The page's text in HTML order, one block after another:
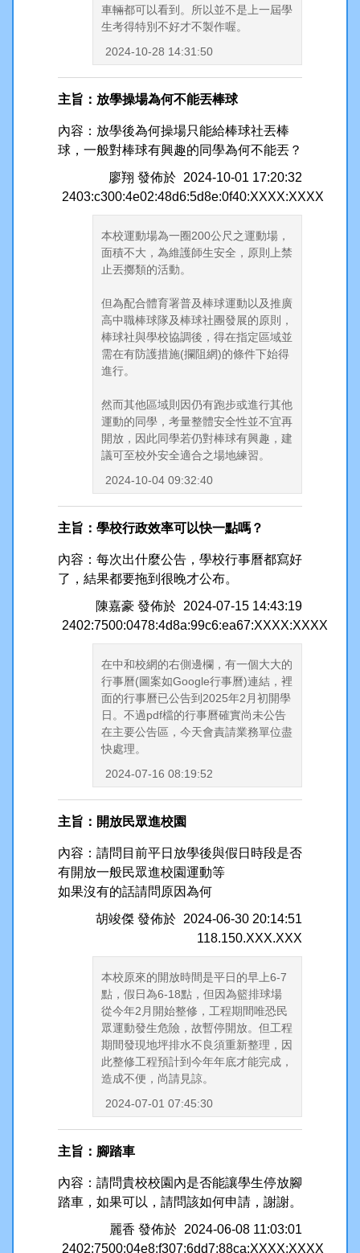
車輛都可以看到。所以並不是上一屆學
生考得特別不好才不製作喔。
2024-10-28 14:31:50
主旨：放學操場為何不能丟棒球
內容：放學後為何操場只能給棒球社丟棒
球，一般對棒球有興趣的同學為何不能丟？
廖翔 發佈於 2024-10-01 17:20:32
2403:c300:4e02:48d6:5d8e:0f40:XXXX:XXXX
本校運動場為一圈200公尺之運動場，
面積不大，為維護師生安全，原則上禁
止丟擲類的活動。
但為配合體育署普及棒球運動以及推廣
高中職棒球隊及棒球社團發展的原則，
棒球社與學校協調後，得在指定區域並
需在有防護措施(攔阻網)的條件下始得
進行。
然而其他區域則因仍有跑步或進行其他
運動的同學，考量整體安全性並不宜再
開放，因此同學若仍對棒球有興趣，建
議可至校外安全適合之場地練習。
2024-10-04 09:32:40
主旨：學校行政效率可以快一點嗎？
內容：每次出什麼公告，學校行事曆都寫好
了，結果都要拖到很晚才公布。
陳嘉豪 發佈於 2024-07-15 14:43:19
2402:7500:0478:4d8a:99c6:ea67:XXXX:XXXX
在中和校網的右側邊欄，有一個大大的
行事曆(圖案如Google行事曆)連結，裡
面的行事曆已公告到2025年2月初開學
日。不過pdf檔的行事曆確實尚未公告
在主要公告區，今天會責請業務單位盡
快處理。
2024-07-16 08:19:52
主旨：開放民眾進校園
內容：請問目前平日放學後與假日時段是否
有開放一般民眾進校園運動等
如果沒有的話請問原因為何
胡竣傑 發佈於 2024-06-30 20:14:51
118.150.XXX.XXX
本校原來的開放時間是平日的早上6-7
點，假日為6-18點，但因為籃排球場
從今年2月開始整修，工程期間唯恐民
眾運動發生危險，故暫停開放。但工程
期間發現地坪排水不良須重新整理，因
此整修工程預計到今年年底才能完成，
造成不便，尚請見諒。
2024-07-01 07:45:30
主旨：腳踏車
內容：請問貴校校園內是否能讓學生停放腳
踏車，如果可以，請問該如何申請，謝謝。
麗香 發佈於 2024-06-08 11:03:01
2402:7500:04e8:f307:6dd7:88ca:XXXX:XXXX